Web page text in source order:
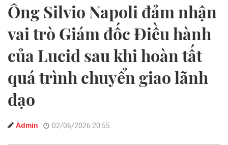
Ông Silvio Napoli đảm nhận
vai trò Giám đốc Điều hành
của Lucid sau khi hoàn tất
quá trình chuyển giao lãnh
đạo
Admin 02/06/2026 20:55